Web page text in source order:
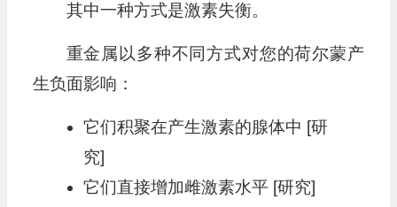
其中一种方式是激素失衡。
重金属以多种不同方式对您的荷尔蒙产
生负面影响：
它们积聚在产生激素的腺体中 [研
究]
它们直接增加雌激素水平 [研究]